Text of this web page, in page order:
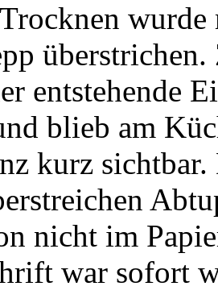
entstehende
blieb am
kurz
nicht im
war sofort